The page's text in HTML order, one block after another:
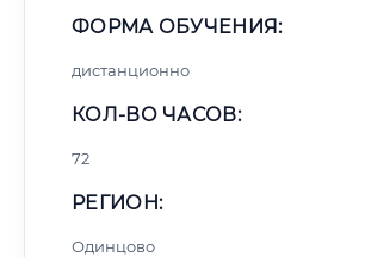
ФОРМА ОБУЧЕНИЯ:
дистанционно
КОЛ-ВО ЧАСОВ:
72
РЕГИОН:
Одинцово